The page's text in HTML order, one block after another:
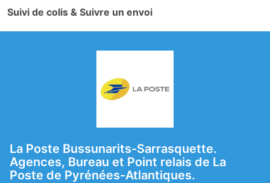
Suivi de colis & Suivre un envoi
La Poste Bussunarits-Sarrasquette.
Agences, Bureau et Point relais de La
Poste de Pyrénées-Atlantiques.